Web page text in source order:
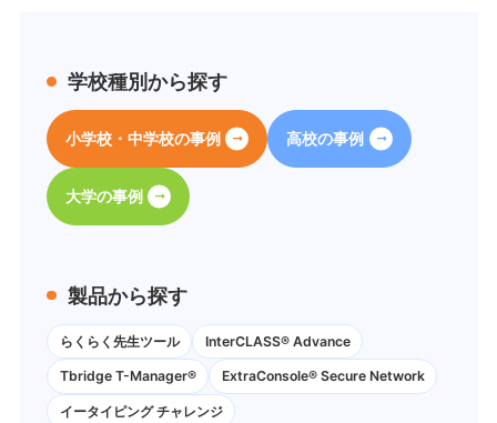
学校種別から探す
小学校・中学校の事例 高校の事例
大学の事例
製品から探す
らくらく先生ツール InterCLASS® Advance
Tbridge T-Manager® ExtraConsole® Secure Network
イータイピング チャレンジ